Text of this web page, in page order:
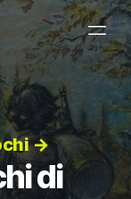
→
di